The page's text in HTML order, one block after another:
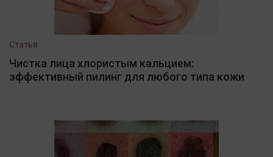
Статья
Чистка лица хлористым кальцием:
эффективный пилинг для любого типа кожи